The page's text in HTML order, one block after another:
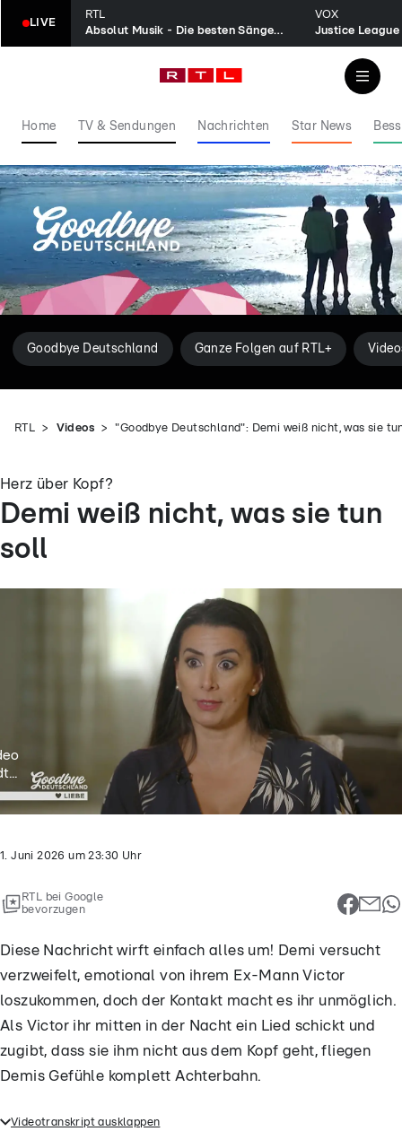
LIVE
RTL
Absolut Musik - Die besten Sänger aller Zeiten
VOX
Justice League
Home TV & Sendungen Nachrichten Star News
Goodbye Deutschland Ganze Folgen auf RTL+
RTL Videos "Goodbye Deutschland": Demi weiß nicht, was sie
Herz über Kopf?
Demi weiß nicht, was sie tun
soll
1. Juni 2026 um 23:30 Uhr
RTL bei Google
bevorzugen
Diese Nachricht wirft einfach alles um! Demi versucht
verzweifelt, emotional von ihrem Ex-Mann Victor
loszukommen, doch der Kontakt macht es ihr unmöglich.
Als Victor ihr mitten in der Nacht ein Lied schickt und
zugibt, dass sie ihm nicht aus dem Kopf geht, fliegen
Demis Gefühle komplett Achterbahn.
Diese Nachricht wirft einfach alles um! Demi
Videotranskript ausklappen